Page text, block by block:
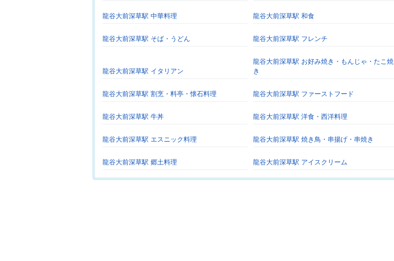
龍谷大前深草駅 中華料理 龍谷大前深草駅 和食
龍谷大前深草駅 そば・うどん 龍谷大前深草駅 フレンチ
龍谷大前深草駅 イタリアン
龍谷大前深草駅 お好み焼き・もんじゃ・たこ焼
き
龍谷大前深草駅 割烹・料亭・懐石料理 龍谷大前深草駅 ファーストフード
龍谷大前深草駅 牛丼 龍谷大前深草駅 洋食・西洋料理
龍谷大前深草駅 エスニック料理 龍谷大前深草駅 焼き鳥・串揚げ・串焼き
龍谷大前深草駅 郷土料理 龍谷大前深草駅 アイスクリーム